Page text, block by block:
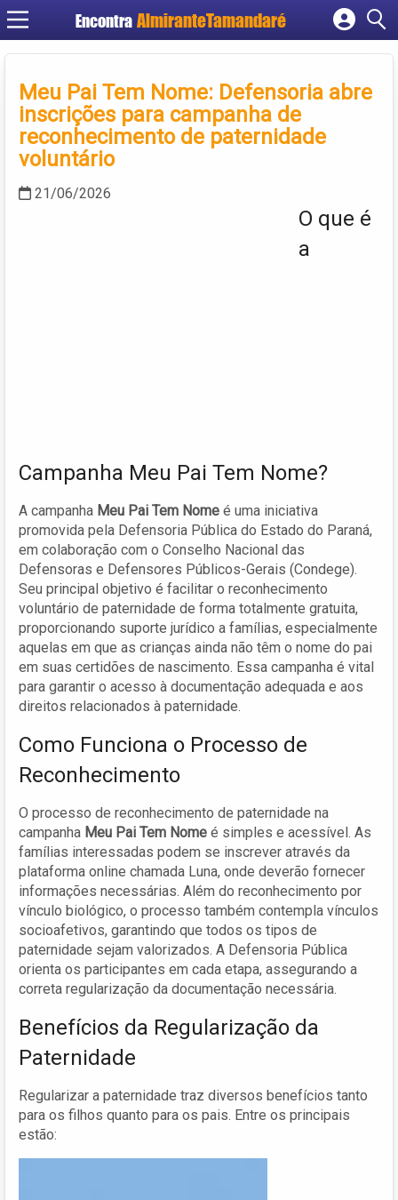
Encontra
Cadastrar empresa
Criar conta
Meu Pai Tem Nome: Defensoria abre
inscrições para campanha de
reconhecimento de paternidade
voluntário
21/06/2026
O que é
a
Campanha Meu Pai Tem Nome?
A campanha Meu Pai Tem Nome é uma iniciativa
promovida pela Defensoria Pública do Estado do Paraná,
em colaboração com o Conselho Nacional das
Defensoras e Defensores Públicos-Gerais (Condege).
Seu principal objetivo é facilitar o reconhecimento
voluntário de paternidade de forma totalmente gratuita,
proporcionando suporte jurídico a famílias, especialmente
aquelas em que as crianças ainda não têm o nome do pai
em suas certidões de nascimento. Essa campanha é vital
para garantir o acesso à documentação adequada e aos
direitos relacionados à paternidade.
Como Funciona o Processo de
Reconhecimento
O processo de reconhecimento de paternidade na
campanha Meu Pai Tem Nome é simples e acessível. As
famílias interessadas podem se inscrever através da
plataforma online chamada Luna, onde deverão fornecer
informações necessárias. Além do reconhecimento por
vínculo biológico, o processo também contempla vínculos
socioafetivos, garantindo que todos os tipos de
paternidade sejam valorizados. A Defensoria Pública
orienta os participantes em cada etapa, assegurando a
correta regularização da documentação necessária.
Benefícios da Regularização da
Paternidade
Regularizar a paternidade traz diversos benefícios tanto
para os filhos quanto para os pais. Entre os principais
estão: